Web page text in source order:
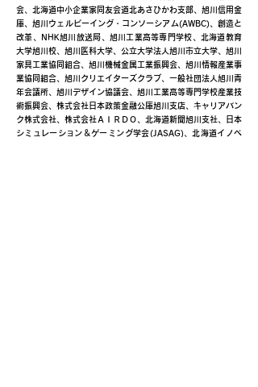
会、北海道中小企業家同友会道北あさひかわ支部、旭川信用金
庫、旭川ウェルビーイング・コンソーシアム(AWBC)、創造と
改革、NHK旭川放送局、旭川工業高等専門学校、北海道教育
大学旭川校、旭川医科大学、公立大学法人旭川市立大学、旭川
家具工業協同組合、旭川機械金属工業振興会、旭川情報産業事
業協同組合、旭川クリエイターズクラブ、一般社団法人旭川青
年会議所、旭川デザイン協議会、旭川工業高等専門学校産業技
術振興会、株式会社日本政策金融公庫旭川支店、キャリアバン
ク株式会社、株式会社ＡＩＲＤＯ、北海道新聞旭川支社、日本
シミュレーション＆ゲーミング学会(JASAG)、北海道イノベ